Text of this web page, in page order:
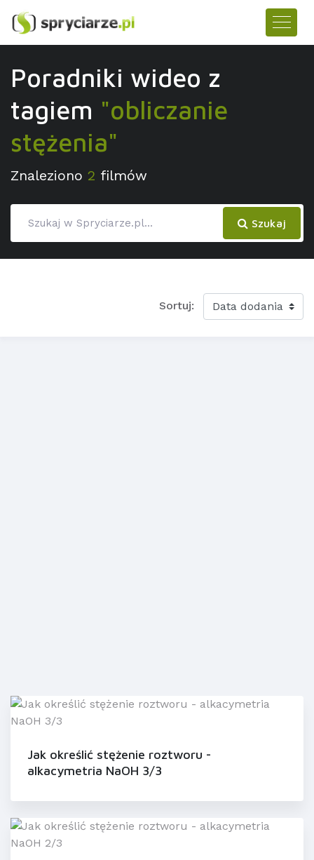
Poradniki wideo z
tagiem "obliczanie
stężenia"
Znaleziono 2 filmów
Szukaj
Sortuj:
Jak określić stężenie roztworu -
alkacymetria NaOH 3/3